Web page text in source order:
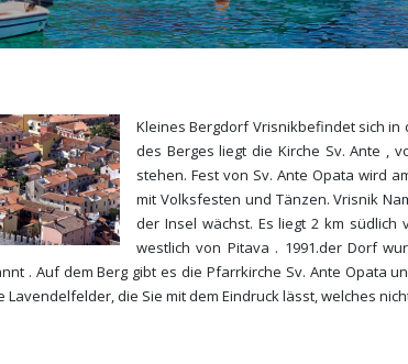
Kleines Bergdorf Vrisnikbefindet sich in
des Berges liegt die Kirche Sv. Ante ,
stehen. Fest von Sv. Ante Opata wird
mit Volksfesten und Tänzen. Vrisnik
der Insel wächst. Es liegt 2 km
westlich von Pitava . 1991.der Dorf
. Auf dem Berg gibt es die Pfarrkirche Sv. Ante Opata
die Sie mit dem Eindruck lässt, welches